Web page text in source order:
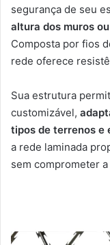
segurança de seu
altura dos muros
Composta por fios
rede oferece
Sua estrutura
customizável,
tipos de terrenos e
a rede laminada
sem comprometer